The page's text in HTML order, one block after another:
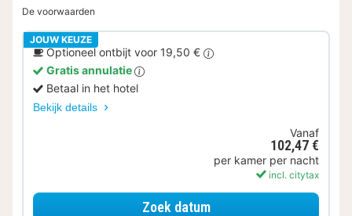
De voorwaarden
JOUW KEUZE
Optioneel ontbijt voor 19,50 €
Gratis annulatie
Betaal in het hotel
Bekijk details
Vanaf
102,47 €
per kamer per nacht
incl. citytax
Zoek datumvoor Standaard Kamer